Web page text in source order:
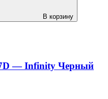
В корзину
— Infinity Черный